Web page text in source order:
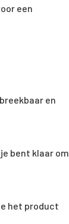
een
en
bent klaar om
het product